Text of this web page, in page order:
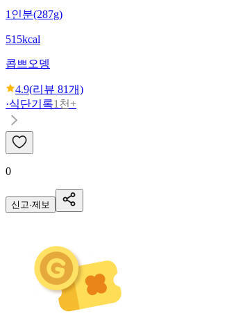
1인분(287g)
515kcal
콥쁘 오뎅
4.9(리뷰 81개)
·식단기록1천+
0
신고·제보